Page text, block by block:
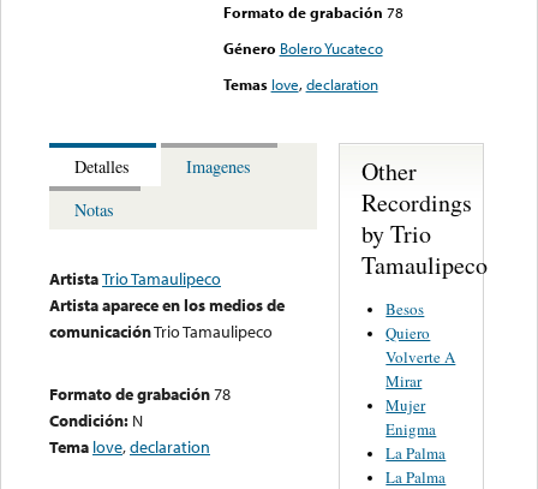
Formato de grabación 78
Género Bolero Yucateco
Temas love,declaration
Detalles
Imagenes
Notas
ArtistaTrio Tamaulipeco
Artista aparece en los medios de
comunicaciónTrio Tamaulipeco
Formato de grabación78
Condición: N
Tema love,declaration
Other
Recordings
by Trio
Tamaulipeco
Besos
Quiero
Volverte A
Mirar
Mujer
Enigma
La Palma
La Palma